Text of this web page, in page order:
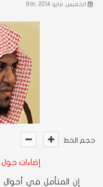
الخميس, مايو 8th, 2014
حجم الخط
إضاءات حول
إن المتأمل في أحوال